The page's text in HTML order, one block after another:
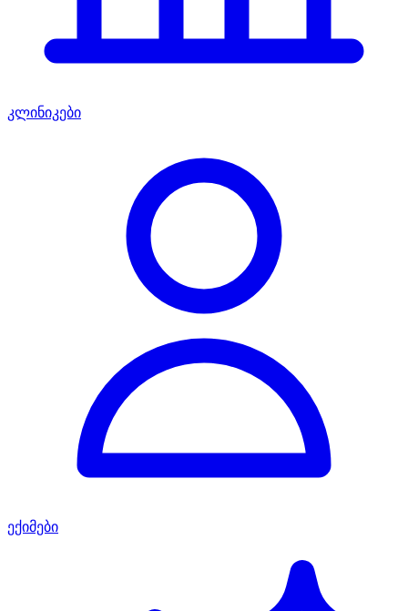
კლინიკები
ექიმები